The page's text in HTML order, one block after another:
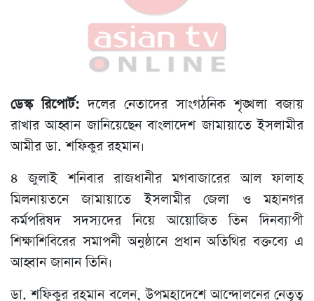
ডেস্ক রিপোর্ট:দলের নেতাদের সাংগঠনিক শৃঙ্খলা বজায়
রাখার আহ্বান জানিয়েছেন বাংলাদেশ জামায়াতে ইসলামীর
আমীর ডা. শফিকুর রহমান।
৪ জুলাই শনিবার রাজধানীর মগবাজারের আল ফালাহ
মিলনায়তনে জামায়াতে ইসলামীর জেলা ও মহানগর
কর্মপরিষদ সদস্যদের নিয়ে আয়োজিত তিন দিনব্যাপী
শিক্ষাশিবিরের সমাপনী অনুষ্ঠানে প্রধান অতিথির বক্তব্যে এ
আহ্বান জানান তিনি।
ডা. শফিকুর রহমান বলেন, উপমহাদেশে আন্দোলনের নেতৃত্ব